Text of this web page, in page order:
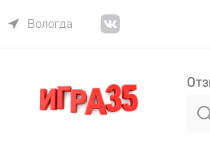
Вологда